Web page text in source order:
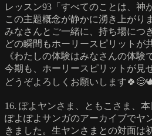
レッスン93「すべてのことは、神
この主題概念が静かに湧き上がり
みなさんとご一緒に、持ち場につ
どの瞬間もホーリースピリットが
《わたしの体験はみなさんの体験
今期も、ホーリースピリットが見
どうぞよろしくお願いします
16. ぽよヤンさま、ともこさま、
ぽよぽよサンガのアーカイブでヤ
きました。生ヤンさまとの対面は